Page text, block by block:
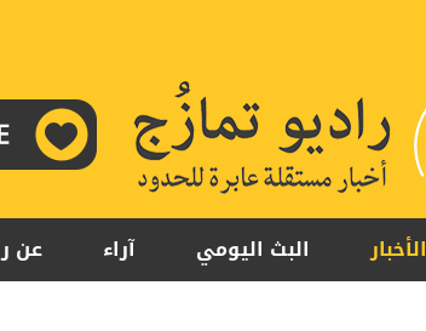
الأخبار البث اليومي آراء عن